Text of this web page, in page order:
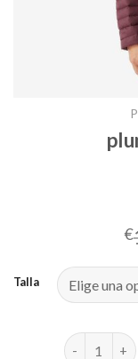
€
Talla
plumifero